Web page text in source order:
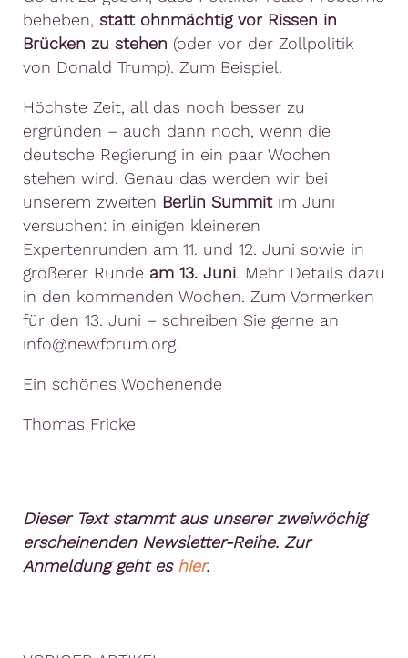
beheben, statt ohnmächtig vor Rissen in
Brücken zu stehen (oder vor der Zollpolitik
von Donald Trump). Zum Beispiel.
Höchste Zeit, all das noch besser zu
ergründen – auch dann noch, wenn die
deutsche Regierung in ein paar Wochen
stehen wird. Genau das werden wir bei
unserem zweiten Berlin Summitim Juni
versuchen: in einigen kleineren
Expertenrunden am 11. und 12. Juni sowie in
größerer Runde am 13. Juni. Mehr Details dazu
in den kommenden Wochen. Zum Vormerken
für den 13. Juni – schreiben Sie gerne an
info@newforum.org.
Ein schönes Wochenende
Thomas Fricke
Dieser Text stammt aus unserer zweiwöchig
erscheinenden Newsletter-Reihe. Zur
Anmeldung geht es hier.